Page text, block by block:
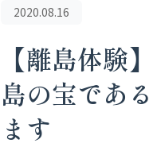
2020.08.16
【離島体験
島の宝であ
ます